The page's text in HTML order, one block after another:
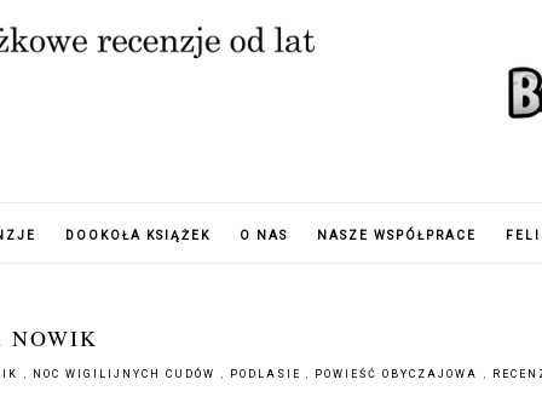
DOOKOŁA KSIĄŻEK O NAS NASZE WSPÓŁPRACE
NOWIK
NOC WIGILIJNYCH CUDÓW PODLASIE POWIEŚĆ OBYCZAJOWA